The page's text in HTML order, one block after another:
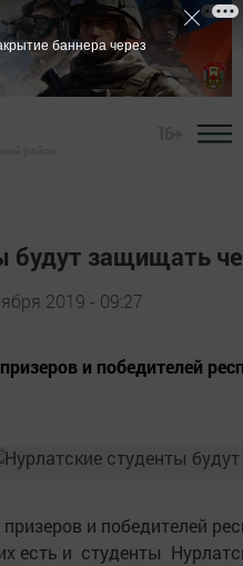
будут защищать
2019 - 09:27
и победителей
и победителей
есть и студенты
баннера через